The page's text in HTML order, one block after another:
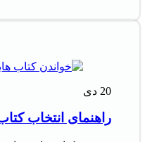
20 دی
راهنمای انتخاب